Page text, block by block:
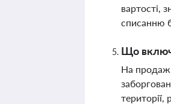
вартості,
списанню
Що
На продаж
території,